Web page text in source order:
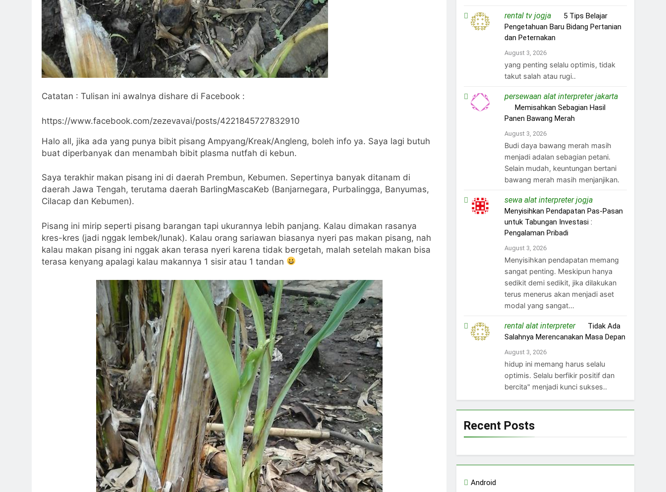
Catatan : Tulisan ini awalnya dishare di Facebook :
https://www.facebook.com/zezevavai/posts/4221845727832910
Halo all, jika ada yang punya bibit pisang Ampyang/Kreak/Angleng, boleh info ya. Saya lagi butuh
buat diperbanyak dan menambah bibit plasma nutfah di kebun.
Saya terakhir makan pisang ini di daerah Prembun, Kebumen. Sepertinya banyak ditanam di
daerah Jawa Tengah, terutama daerah BarlingMascaKeb (Banjarnegara, Purbalingga, Banyumas,
Cilacap dan Kebumen).
Pisang ini mirip seperti pisang barangan tapi ukurannya lebih panjang. Kalau dimakan rasanya
kres-kres (jadi nggak lembek/lunak). Kalau orang sariawan biasanya nyeri pas makan pisang, nah
kalau makan pisang ini nggak akan terasa nyeri karena tidak bergetah, malah setelah makan bisa
terasa kenyang apalagi kalau makannya 1 sisir atau 1 tandan
rental tv jogjaon 5 Tips Belajar
Pengetahuan Baru Bidang Pertanian
dan Peternakan
August 3, 2026
yang penting selalu optimis, tidak
takut salah atau rugi..
persewaan alat interpreter jakarta
Memisahkan Sebagian Hasil
Panen Bawang Merah
August 3, 2026
Budi daya bawang merah masih
menjadi adalan sebagian petani.
Selain mudah, keuntungan bertani
bawang merah masih menjanjikan.
sewa alat interpreter jogjaon
Menyisihkan Pendapatan Pas-Pasan
untuk Tabungan Investasi :
Pengalaman Pribadi
August 3, 2026
Menyisihkan pendapatan memang
sangat penting. Meskipun hanya
sedikit demi sedikit, jika dilakukan
terus menerus akan menjadi aset
modal yang sangat…
rental alat interpreteron Tidak Ada
Salahnya Merencanakan Masa Depan
August 3, 2026
hidup ini memang harus selalu
optimis. Selalu berfikir positif dan
bercita" menjadi kunci sukses..
Recent Posts
Android